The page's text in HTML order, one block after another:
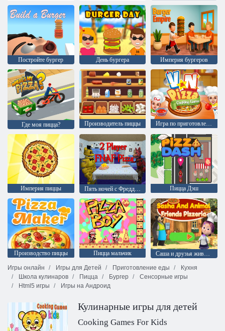
Постройте бургер День бургера Империя бургеров
Где моя пицца? Производитель пиццы Игра по приготовлению пиццы
Империя пиццы Пять ночей с Фредди: 2 игрока Пицца Пицца Дэш
Производство пиццы Пицца мальчик
Саша и друзья животных пиццерия
Игры онлайн
Игры для Детей Приготовление еды
Кухня
Школа кулинаров
Пицца Бургер
Сенсорные игры
Html5 игры
Игры на Андроид
Кулинарные игры для детей
Cooking Games For Kids